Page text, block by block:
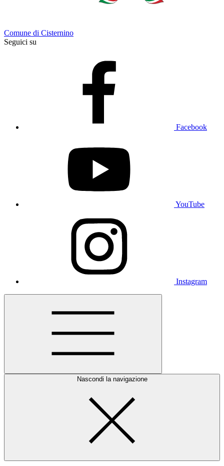
Comune di Cisternino
Seguici su
Facebook
YouTube
Instagram
Nascondi la navigazione